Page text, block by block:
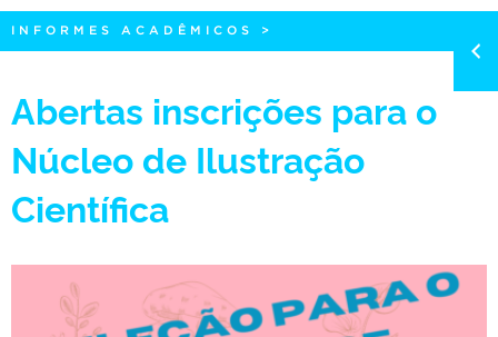
INFORMES ACADÊMICOS >
Abertas inscrições para o
Núcleo de Ilustração
Científica